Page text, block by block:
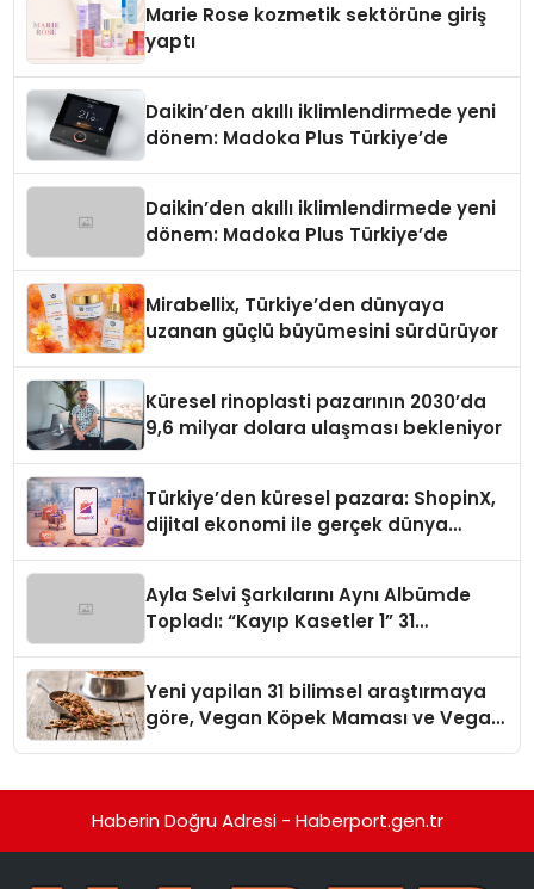
Marie Rose kozmetik sektörüne giriş
yaptı
Daikin’den akıllı iklimlendirmede yeni
dönem: Madoka Plus Türkiye’de
Daikin’den akıllı iklimlendirmede yeni
dönem: Madoka Plus Türkiye’de
Mirabellix, Türkiye’den dünyaya
uzanan güçlü büyümesini sürdürüyor
Küresel rinoplasti pazarının 2030’da
9,6 milyar dolara ulaşması bekleniyor
Türkiye’den küresel pazara: ShopinX,
dijital ekonomi ile gerçek dünya
Ayla Selvi Şarkılarını Aynı Albümde
Topladı: “Kayıp Kasetler 1” 31
Yeni yapilan 31 bilimsel araştırmaya
göre, Vegan Köpek Maması ve Vegan
Haberin Doğru Adresi - Haberport.gen.tr